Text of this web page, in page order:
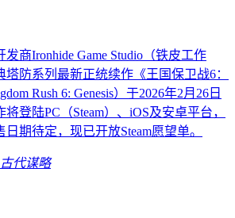
商Ironhide Game Studio（铁皮工作
塔防系列最新正统续作《王国保卫战6：
Rush 6: Genesis）于2026年2月26日
登陆PC（Steam）、iOS及安卓平台，
期待定，现已开放Steam愿望单。
古代谋略